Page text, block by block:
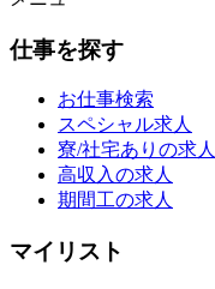
仕事を探す
お仕事検索
スペシャル求人
寮/社宅ありの求人
高収入の求人
期間工の求人
マイリスト